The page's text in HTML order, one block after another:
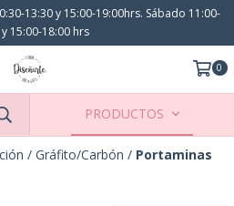
13:30 y 15:00-19:00hrs. Sábado 11:00-
15:00-18:00 hrs
0
PRODUCTOS
/ Gráfito/Carbón / Portaminas